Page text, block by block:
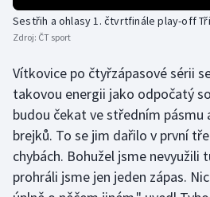
Ragby
Rychlostní kanoistika
Short track
Sportovní střelba
Sestřih a ohlasy 1. čtvrtfinále play-off
Zdroj: ČT sport
Vítkovice po čtyřzápasové sérii
takovou energii jako odpočatý
budou čekat ve středním pásmu
brejků. To se jim dařilo v první
chybách. Bohužel jsme nevyužili
prohráli jsme jen jeden zápas.